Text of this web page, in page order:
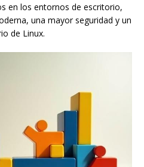
en los entornos de escritorio,
una mayor seguridad y un
de Linux.